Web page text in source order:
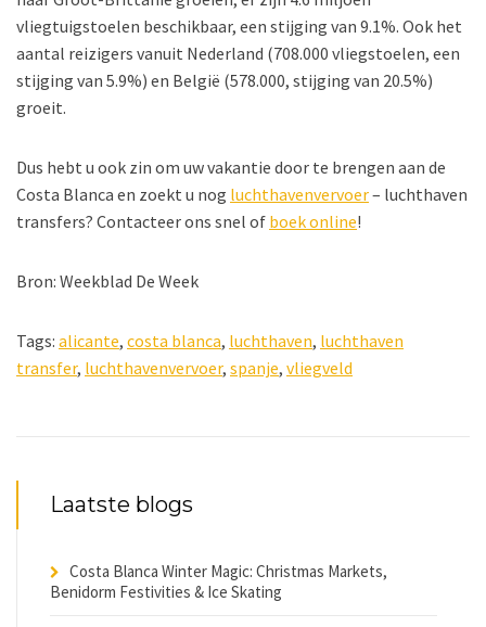
vliegtuigstoelen beschikbaar, een stijging van 9.1%. Ook het
aantal reizigers vanuit Nederland (708.000 vliegstoelen, een
stijging van 5.9%) en België (578.000, stijging van 20.5%)
groeit.
Dus hebt u ook zin om uw vakantie door te brengen aan de
Costa Blanca en zoekt u nog luchthavenvervoer– luchthaven
transfers? Contacteer ons snel of boek online!
Bron: Weekblad De Week
Tags: alicante, costa blanca, luchthaven, luchthaven
transfer, luchthavenvervoer, spanje, vliegveld
Laatste blogs
Costa Blanca Winter Magic: Christmas Markets,
Benidorm Festivities & Ice Skating